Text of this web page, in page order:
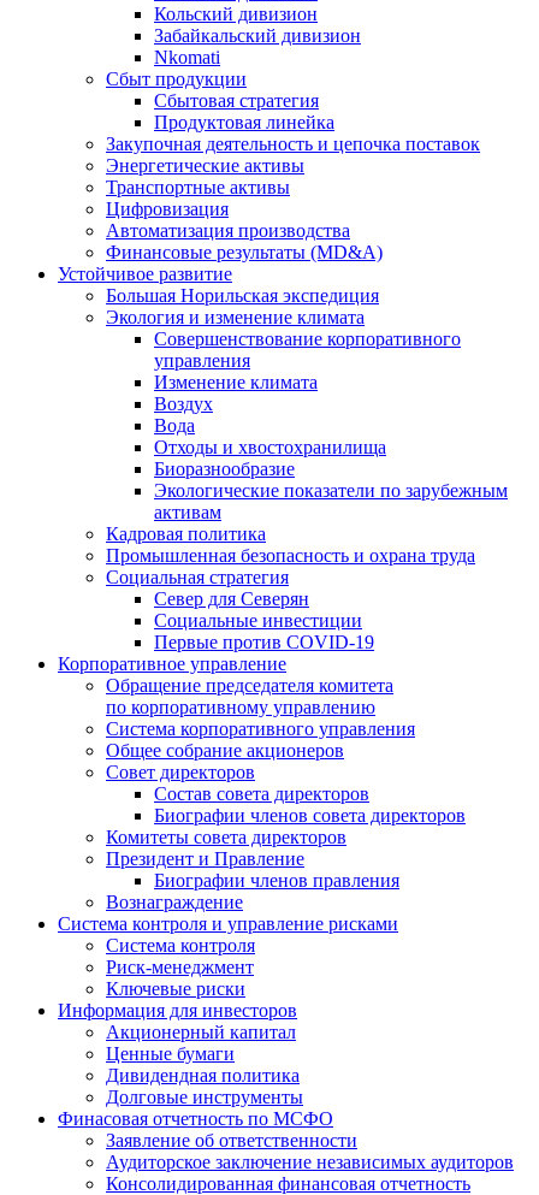
Кольский дивизион
Забайкальский дивизион
Nkomati
Сбыт продукции
Сбытовая стратегия
Продуктовая линейка
Закупочная деятельность и цепочка поставок
Энергетические активы
Транспортные активы
Цифровизация
Автоматизация производства
Финансовые результаты (MD&A)
Устойчивое развитие
Большая Норильская экспедиция
Экология и изменение климата
Совершенствование корпоративного
управления
Изменение климата
Воздух
Вода
Отходы и хвостохранилища
Биоразнообразие
Экологические показатели по зарубежным
активам
Кадровая политика
Промышленная безопасность и охрана труда
Социальная стратегия
Север для Северян
Социальные инвестиции
Первые против COVID‑19
Корпоративное управление
Обращение председателя комитета
по корпоративному управлению
Система корпоративного управления
Общее собрание акционеров
Совет директоров
Состав совета директоров
Биографии членов совета директоров
Комитеты совета директоров
Президент и Правление
Биографии членов правления
Вознаграждение
Система контроля и управление рисками
Система контроля
Риск-менеджмент
Ключевые риски
Информация для инвесторов
Акционерный капитал
Ценные бумаги
Дивидендная политика
Долговые инструменты
Финасовая отчетность по МСФО
Заявление об ответственности
Аудиторское заключение независимых аудиторов
Консолидированная финансовая отчетность